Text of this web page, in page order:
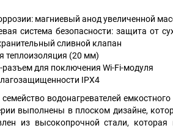
магниевый анод увеличенной
система безопасности: защита от
сливной клапан
теплоизоляция (20 мм)
разъем для поключения Wi-Fi-модуля
IPX4
семейство водонагревателей
выполнены в плоском дизайне,
из высокопрочной стали,